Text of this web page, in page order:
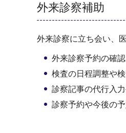
外来診察補助
外来診察に立ち会い、
外来診察予約の確
検査の日程調整や
診察記事の代行入
診察予約や今後の